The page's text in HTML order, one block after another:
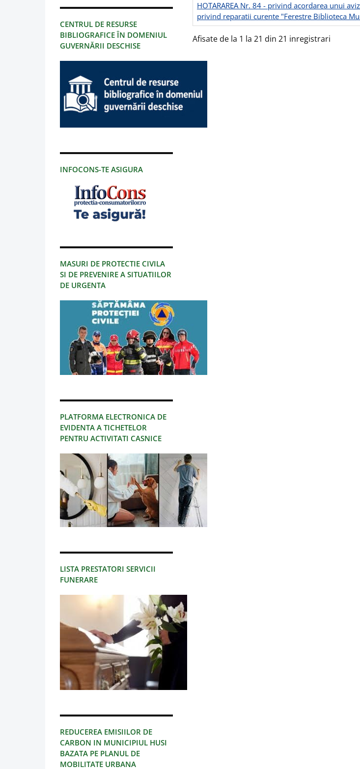
CENTRUL DE RESURSE
BIBLIOGRAFICE ÎN DOMENIUL
GUVERNĂRII DESCHISE
INFOCONS-TE ASIGURA
MASURI DE PROTECTIE CIVILA
SI DE PREVENIRE A SITUATIILOR
DE URGENTA
PLATFORMA ELECTRONICA DE
EVIDENTA A TICHETELOR
PENTRU ACTIVITATI CASNICE
LISTA PRESTATORI SERVICII
FUNERARE
REDUCEREA EMISIILOR DE
CARBON IN MUNICIPIUL HUSI
BAZATA PE PLANUL DE
MOBILITATE URBANA
HOTARAREA Nr. 84 - privind acordarea unui
privind reparatii curente "Ferestre Biblioteca
Afisate de la 1 la 21 din 21 inregistrari